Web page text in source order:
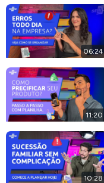
06:24
11:20
10:28